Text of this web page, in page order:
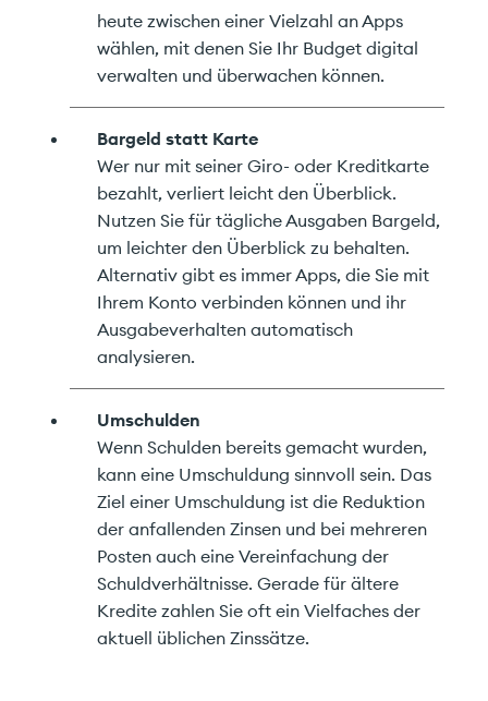
heute zwischen einer Vielzahl an Apps
wählen, mit denen Sie Ihr Budget digital
verwalten und überwachen können.
Bargeld statt Karte
Wer nur mit seiner Giro- oder Kreditkarte
bezahlt, verliert leicht den Überblick.
Nutzen Sie für tägliche Ausgaben Bargeld,
um leichter den Überblick zu behalten.
Alternativ gibt es immer Apps, die Sie mit
Ihrem Konto verbinden können und ihr
Ausgabeverhalten automatisch
analysieren.
Umschulden
Wenn Schulden bereits gemacht wurden,
kann eine Umschuldung sinnvoll sein. Das
Ziel einer Umschuldung ist die Reduktion
der anfallenden Zinsen und bei mehreren
Posten auch eine Vereinfachung der
Schuldverhältnisse. Gerade für ältere
Kredite zahlen Sie oft ein Vielfaches der
aktuell üblichen Zinssätze.